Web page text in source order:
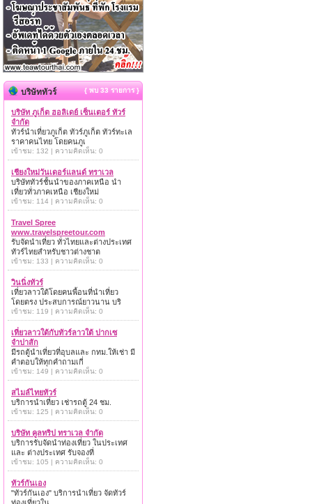
บริษัททัวร์ { พบ 33 รายการ }
บริษัท ภูเก็ต ฮอลิเดย์ เซ็นเตอร์ ทัวร์
จำกัด
ทัวร์นำเที่ยวภูเก็ต ทัวร์ภูเก็ต ทัวร์ทะเล
ราคาคนไทย โดยคนภูเ
เข้าชม: 132 | ความคิดเห็น: 0
เชียงใหม่วันเดอร์แลนด์ ทราเวล
บริษัททัวร์ชั้นนำของภาคเหนือ นำ
เที่ยวทั่วภาคเหนือ เชียงใหม่
เข้าชม: 114 | ความคิดเห็น: 0
Travel Spree
www.travelspreetour.com
รับจัดนำเที่ยว ทั่วไทยและต่างประเทศ
ทัวร์ไทยสำหรับชาวต่างชาต
เข้าชม: 133 | ความคิดเห็น: 0
วินนิ่งทัวร์
เที่ยวลาวใต้โดยคนพื้อนที่นำเที่ยว
โดยตรง ประสบการณ์ยาวนาน บริ
เข้าชม: 119 | ความคิดเห็น: 0
เที่ยวลาวใต้กับทัวร์ลาวใต้ ปากเซ
จำปาสัก
มีรถตู้นำเที่ยวที่อุบลและ กทม.ให้เช่า มี
คำตอบให้ทุกคำถามเกี่
เข้าชม: 149 | ความคิดเห็น: 0
สไมล์ไทยทัวร์
บริการนำเที่ยว เช่ารถตู้ 24 ชม.
เข้าชม: 125 | ความคิดเห็น: 0
บริษัท คูลทริป ทราเวล จำกัด
บริการรับจัดนำท่องเที่ยว ในประเทศ
และ ต่างประเทศ รับจองที่
เข้าชม: 105 | ความคิดเห็น: 0
ทัวร์กันเอง
"ทัวร์กันเอง" บริการนำเที่ยว จัดทัวร์